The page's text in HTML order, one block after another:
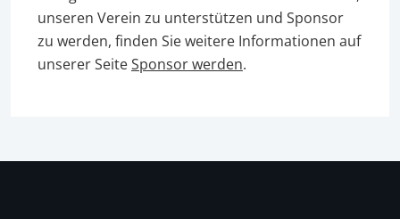
unseren Verein zu unterstützen und Sponsor
zu werden, finden Sie weitere Informationen auf
unserer SeiteSponsor werden.